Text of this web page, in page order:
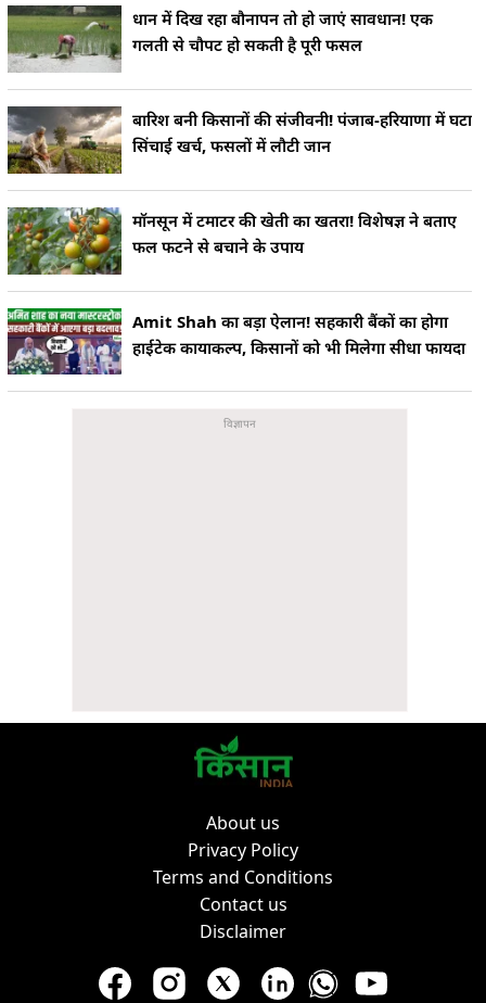
धान में दिख रहा बौनापन तो हो जाएं सावधान! एक
गलती से चौपट हो सकती है पूरी फसल
बारिश बनी किसानों की संजीवनी! पंजाब-हरियाणा में घटा
सिंचाई खर्च, फसलों में लौटी जान
मॉनसून में टमाटर की खेती का खतरा! विशेषज्ञ ने बताए
फल फटने से बचाने के उपाय
Amit Shah का बड़ा ऐलान! सहकारी बैंकों का होगा
हाईटेक कायाकल्प, किसानों को भी मिलेगा सीधा फायदा
About us
Privacy Policy
Terms and Conditions
Contact us
Disclaimer